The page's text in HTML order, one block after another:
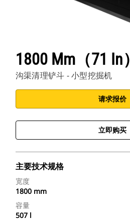
1800 Mm（71 In）
沟渠清理铲斗 - 小型挖掘机
请求报价
立即购买
主要技术规格
宽度
1800 mm
容量
507 l